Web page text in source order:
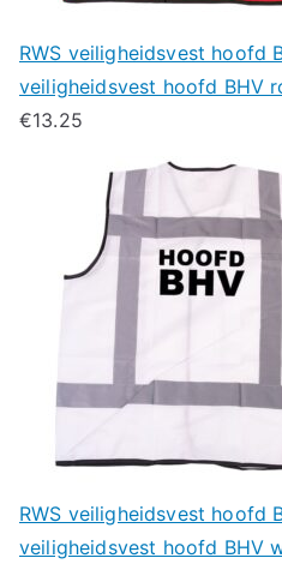
RWS veiligheidsvest hoofd
veiligheidsvest hoofd BHV
€13.25
RWS veiligheidsvest hoofd
veiligheidsvest hoofd BHV